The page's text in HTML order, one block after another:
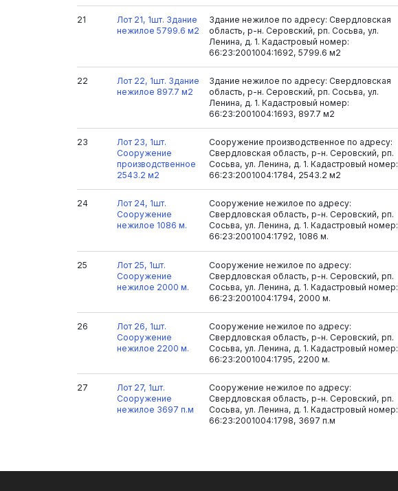
21
Лот 21, 1шт. Здание
нежилое 5799.6 м2
Здание нежилое по адресу: Свердловская
область, р-н. Серовский, рп. Сосьва, ул.
Ленина, д. 1. Кадастровый номер:
66:23:2001004:1692, 5799.6 м2
22
Лот 22, 1шт. Здание
нежилое 897.7 м2
Здание нежилое по адресу: Свердловская
область, р-н. Серовский, рп. Сосьва, ул.
Ленина, д. 1. Кадастровый номер:
66:23:2001004:1693, 897.7 м2
23
Лот 23, 1шт.
Сооружение
производственное
2543.2 м2
Сооружение производственное по адресу:
Свердловская область, р-н. Серовский, рп.
Сосьва, ул. Ленина, д. 1. Кадастровый номер:
66:23:2001004:1784, 2543.2 м2
24
Лот 24, 1шт.
Сооружение
нежилое 1086 м.
Сооружение нежилое по адресу:
Свердловская область, р-н. Серовский, рп.
Сосьва, ул. Ленина, д. 1. Кадастровый номер:
66:23:2001004:1792, 1086 м.
25
Лот 25, 1шт.
Сооружение
нежилое 2000 м.
Сооружение нежилое по адресу:
Свердловская область, р-н. Серовский, рп.
Сосьва, ул. Ленина, д. 1. Кадастровый номер:
66:23:2001004:1794, 2000 м.
26
Лот 26, 1шт.
Сооружение
нежилое 2200 м.
Сооружение нежилое по адресу:
Свердловская область, р-н. Серовский, рп.
Сосьва, ул. Ленина, д. 1. Кадастровый номер:
66:23:2001004:1795, 2200 м.
27
Лот 27, 1шт.
Сооружение
нежилое 3697 п.м
Сооружение нежилое по адресу:
Свердловская область, р-н. Серовский, рп.
Сосьва, ул. Ленина, д. 1. Кадастровый номер:
66:23:2001004:1798, 3697 п.м